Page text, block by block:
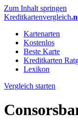
Zum Inhalt springen
Kreditkartenvergleich
Kartenarten
Kostenlos
Beste Karte
Kreditkarten
Lexikon
Vergleich starten